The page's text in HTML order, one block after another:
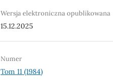
Wersja elektroniczna opublikowana
15.12.2025
Numer
Tom 11 (1984)